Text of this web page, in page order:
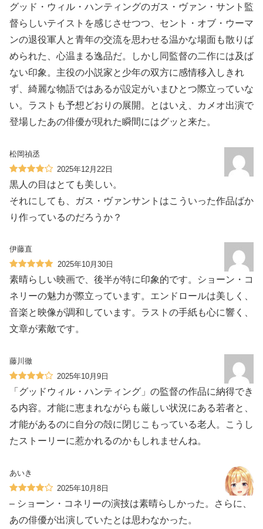
グッド・ウィル・ハンティングのガス・ヴァン・サント監
督らしいテイストを感じさせつつ、セント・オブ・ウーマ
ンの退役軍人と青年の交流を思わせる温かな場面も散りば
められた、心温まる逸品だ。しかし同監督の二作には及ば
ない印象。主役の小説家と少年の双方に感情移入しきれ
ず、綺麗な物語ではあるが設定がいまひとつ際立っていな
い。ラストも予想どおりの展開。とはいえ、カメオ出演で
登場したあの俳優が現れた瞬間にはグッと来た。
松岡禎丞
2025年12月22日
黒人の目はとても美しい。
それにしても、ガス・ヴァンサントはこういった作品ばか
り作っているのだろうか？
伊藤直
2025年10月30日
素晴らしい映画で、後半が特に印象的です。ショーン・コ
ネリーの魅力が際立っています。エンドロールは美しく、
音楽と映像が調和しています。ラストの手紙も心に響く、
文章が素敵です。
藤川徹
2025年10月9日
「グッドウィル・ハンティング」の監督の作品に納得でき
る内容。才能に恵まれながらも厳しい状況にある若者と、
才能があるのに自分の殻に閉じこもっている老人。こうし
たストーリーに惹かれるのかもしれませんね。
あいき
2025年10月8日
– ショーン・コネリーの演技は素晴らしかった。さらに、
あの俳優が出演していたとは思わなかった。